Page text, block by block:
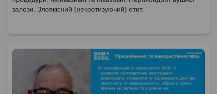
залози. Злоякісний (некротизуючий) отит.